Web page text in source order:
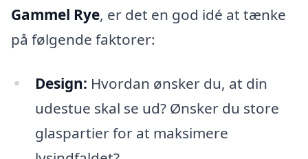
Gammel Rye, er det en god idé at tænke
på følgende faktorer:
Design: Hvordan ønsker du, at din
udestue skal se ud? Ønsker du store
glaspartier for at maksimere